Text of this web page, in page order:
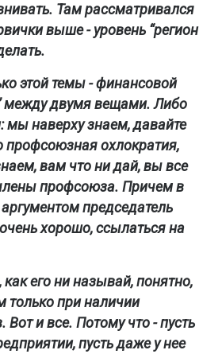
Там рассматривался
выше - уровень
этой темы - финансовой
между двумя вещами. Либо
мы наверху знаем, давайте
профсоюзная охлократия,
вам что ни дай, вы все
профсоюза. Причем в
председатель
хорошо, ссылаться на
его ни называй, понятно,
при наличии
и все. Потому что - пусть
пусть даже у нее